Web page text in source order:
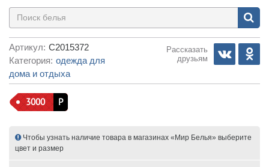
Артикул: С2015372
Категория: одежда для
дома и отдыха
Рассказать
друзьям
3000 Р
Чтобы узнать наличие товара в магазинах «Мир Белья» выберите
цвет и размер